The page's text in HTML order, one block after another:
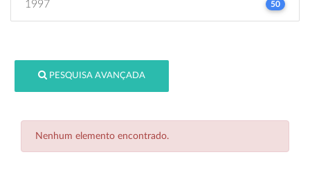
1997 50
PESQUISA AVANÇADA
Nenhum elemento encontrado.